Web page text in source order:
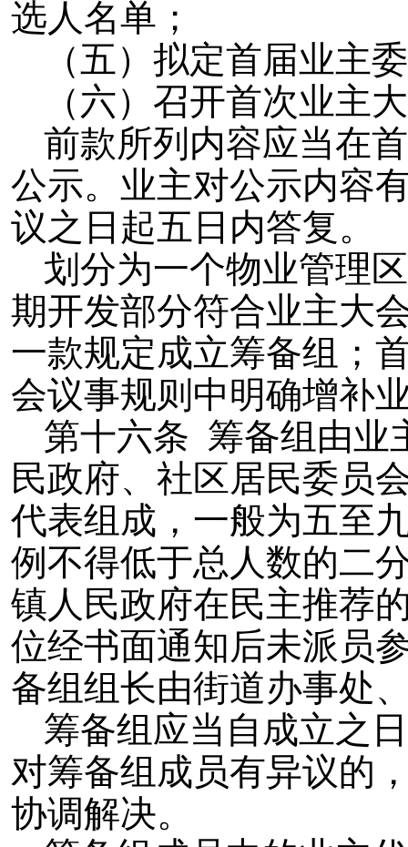
选人名单；
（五）拟定首届业主
（六）召开首次业主
前款所列内容应当在
公示。业主对公示内容
议之日起五日内答复。
划分为一个物业管理
期开发部分符合业主大
一款规定成立筹备组；
会议事规则中明确增补
第十六条 筹备组由业
民政府、社区居民委员
代表组成，一般为五至
例不得低于总人数的二
镇人民政府在民主推荐
位经书面通知后未派员
备组组长由街道办事处
筹备组应当自成立之
对筹备组成员有异议的
协调解决。